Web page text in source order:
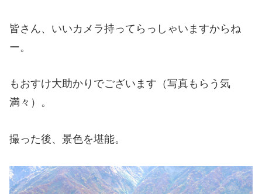
皆さん、いいカメラ持ってらっしゃいますからね
ー。
もおすけ大助かりでございます（写真もらう気
満々）。
撮った後、景色を堪能。